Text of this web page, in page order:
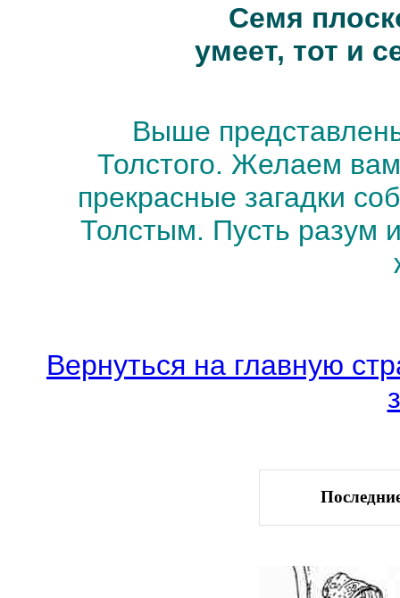
Семя
умеет, тот и
Выше
Толстого. Желаем
прекрасные загадки
Толстым. Пусть разум
Вернуться на главную